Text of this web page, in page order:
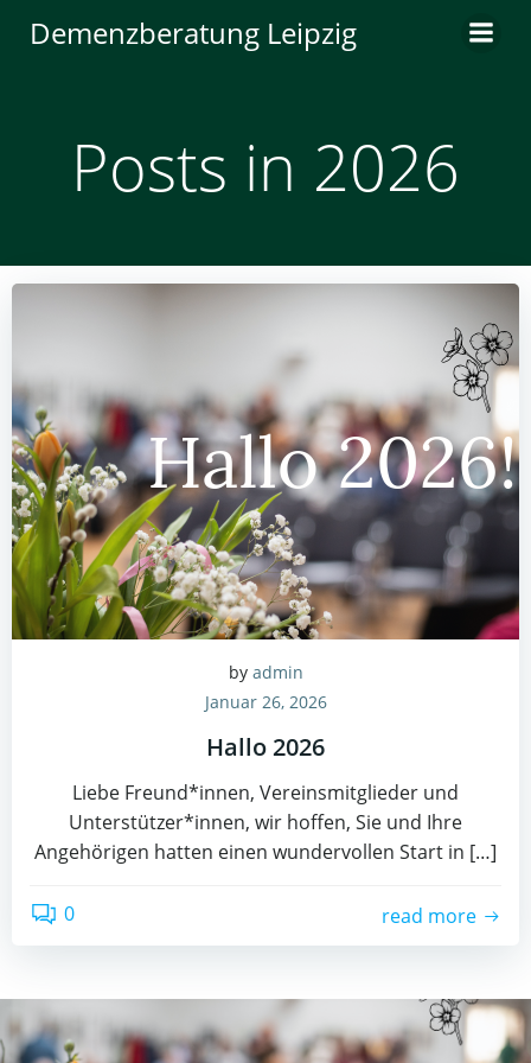
Inhalt
Demenzberatung Leipzig
Posts in 2026
by admin
Januar 26, 2026
Hallo 2026
Liebe Freund*innen, Vereinsmitglieder und
Unterstützer*innen, wir hoffen, Sie und Ihre
Angehörigen hatten einen wundervollen Start in […]
0 read more